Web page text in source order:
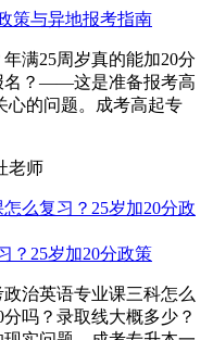
策与异地报考指南
满25周岁真的能加20分
名？——这是准备报考高
心的问题。成考高起专
老师
？25岁加20分政策
治英语专业课三科怎么
吗？录取线大概多少？